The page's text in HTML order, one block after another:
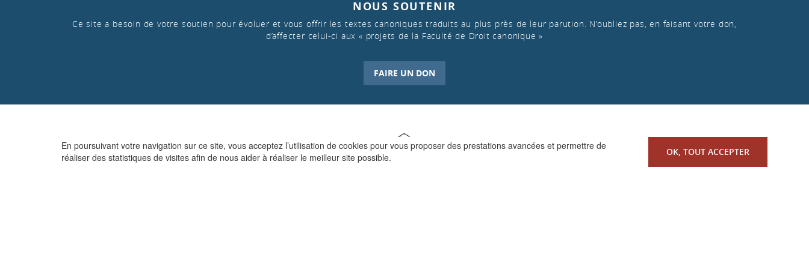
En poursuivant votre navigation sur ce site, vous acceptez l’utilisation de cookies pour vous proposer des prestations avancées et permettre de
réaliser des statistiques de visites afin de nous aider à réaliser le meilleur site possible.
OK, TOUT ACCEPTER
NOUS SOUTENIR
Ce site a besoin de votre soutien pour évoluer et vous offrir les textes canoniques traduits au plus près de leur parution. N’oubliez pas, en faisant votre don,
d’affecter celui-ci aux « projets de la Faculté de Droit canonique »
FAIRE UN DON